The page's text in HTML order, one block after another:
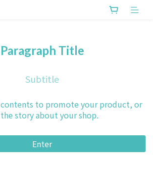
Paragraph Title
Subtitle
to promote your product, or
story about your shop.
Enter